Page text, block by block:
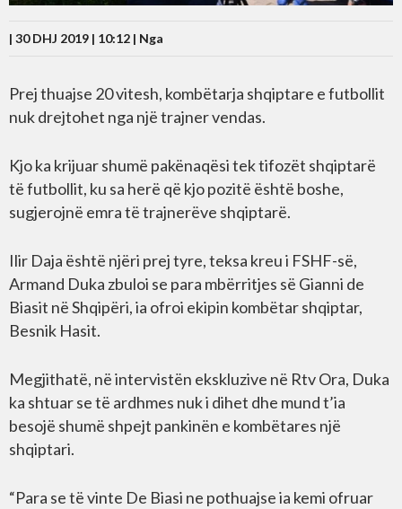
| 30 DHJ 2019 | 10:12 | Nga
Prej thuajse 20 vitesh, kombëtarja shqiptare e futbollit
nuk drejtohet nga një trajner vendas.
Kjo ka krijuar shumë pakënaqësi tek tifozët shqiptarë
të futbollit, ku sa herë që kjo pozitë është boshe,
sugjerojnë emra të trajnerëve shqiptarë.
Ilir Daja është njëri prej tyre, teksa kreu i FSHF-së,
Armand Duka zbuloi se para mbërritjes së Gianni de
Biasit në Shqipëri, ia ofroi ekipin kombëtar shqiptar,
Besnik Hasit.
Megjithatë, në intervistën ekskluzive në Rtv Ora, Duka
ka shtuar se të ardhmes nuk i dihet dhe mund t’ia
besojë shumë shpejt pankinën e kombëtares një
shqiptari.
“Para se të vinte De Biasi ne pothuajse ia kemi ofruar